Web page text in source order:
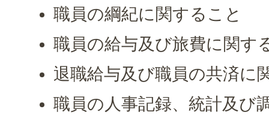
職員の綱紀に関すること
職員の給与及び旅費に関す
退職給与及び職員の共済に
職員の人事記録、統計及び